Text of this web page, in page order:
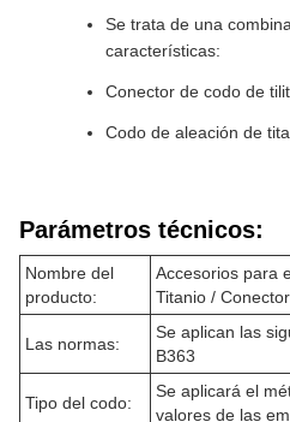
Se trata de una
características:
Conector de codo de
Codo de aleación de
Parámetros técnicos:
Nombre del
producto:
Accesorios para
Titanio /
Las normas:
Se aplican las
B363
Tipo del codo:
Se aplicará el
valores de las